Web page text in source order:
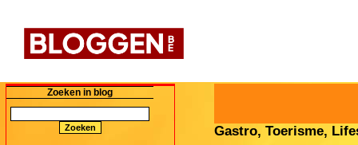
Zoeken in blog
Gastro, Toerisme,